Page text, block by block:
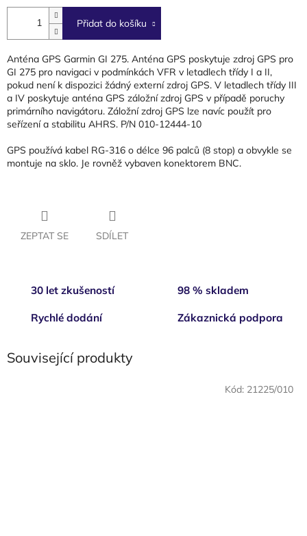
Přidat do košíku
Anténa GPS Garmin GI 275. Anténa GPS poskytuje zdroj GPS pro
GI 275 pro navigaci v podmínkách VFR v letadlech třídy I a II,
pokud není k dispozici žádný externí zdroj GPS. V letadlech třídy III
a IV poskytuje anténa GPS záložní zdroj GPS v případě poruchy
primárního navigátoru. Záložní zdroj GPS lze navíc použít pro
seřízení a stabilitu AHRS. P/N 010-12444-10
GPS používá kabel RG-316 o délce 96 palců (8 stop) a obvykle se
montuje na sklo. Je rovněž vybaven konektorem BNC.
ZEPTAT SE SDÍLET
30 let zkušeností 98 % skladem
Rychlé dodání Zákaznická podpora
Související produkty
Kód: 21225/010